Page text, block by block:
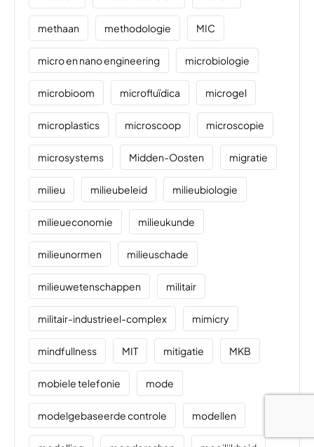
methaan methodologie MIC
micro en nano engineering microbiologie
microbioom microfluïdica microgel
microplastics microscoop microscopie
microsystems Midden-Oosten migratie
milieu milieubeleid milieubiologie
milieueconomie milieukunde
milieunormen milieuschade
milieuwetenschappen militair
militair-industrieel-complex mimicry
mindfullness MIT mitigatie MKB
mobiele telefonie mode
modelgebaseerde controle modellen